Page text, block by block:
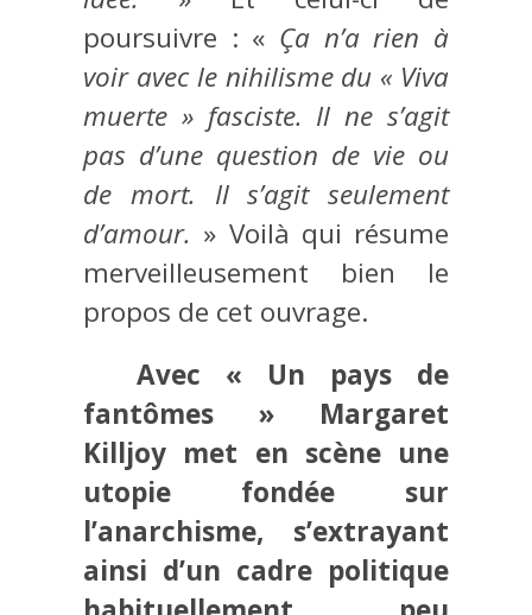
poursuivre : « Ça n’a rien à
voir avec le nihilisme du « Viva
muerte » fasciste. Il ne s’agit
pas d’une question de vie ou
de mort. Il s’agit seulement
d’amour. » Voilà qui résume
merveilleusement bien le
propos de cet ouvrage.
Avec « Un pays de
fantômes » Margaret
Killjoy met en scène une
utopie fondée sur
l’anarchisme, s’extrayant
ainsi d’un cadre politique